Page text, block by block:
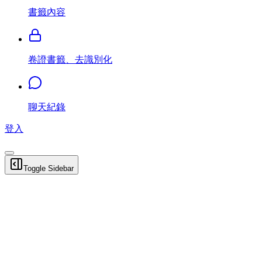
書籤內容
卷證書籤、去識別化
聊天紀錄
登入
Toggle Sidebar